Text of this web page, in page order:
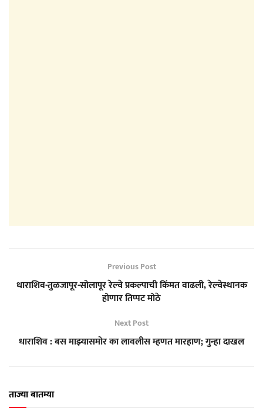
Previous Post
धाराशिव-तुळजापूर-सोलापूर रेल्वे प्रकल्पाची किंमत वाढली, रेल्वेस्थानक
होणार तिप्पट मोठे
Next Post
धाराशिव : बस माझ्यासमोर का लावलीस म्हणत मारहाण; गुन्हा दाखल
ताज्या बातम्या